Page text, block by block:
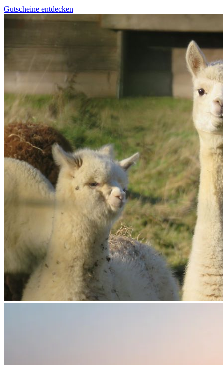
Gutscheine entdecken